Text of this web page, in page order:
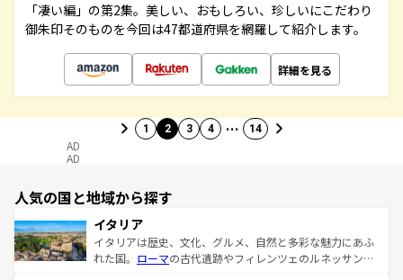
「凄い編」の第2集。美しい、おもしろい、珍しいにこだわり
御朱印そのものを今回は47都道府県を網羅して紹介します。
詳細を見る
1 2 3 4 … 14
AD
AD
人気の国と地域から探す
イタリア
イタリアは歴史、文化、グルメ、自然と多彩な魅力にあふ
れた国。 ローマの古代遺跡やフィレンツェのルネッサンス